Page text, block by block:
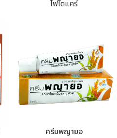
ไฟโตแคร์
ครีมพญายอ